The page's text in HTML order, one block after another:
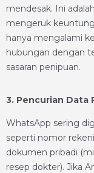
mendesak. Ini
mengeruk
hanya mengalami
hubungan dengan
sasaran penipuan.
3. Pencurian Data
WhatsApp sering
seperti nomor
dokumen pribadi
resep dokter). Jika